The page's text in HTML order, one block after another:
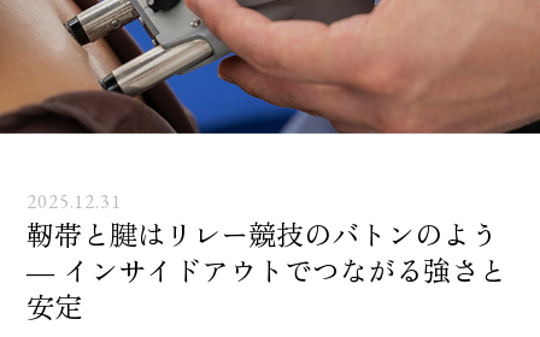
2025.12.31
靭帯と腱はリレー競技のバトンのよう
― インサイドアウトでつながる強さと
安定